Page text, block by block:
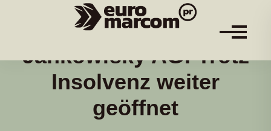
Jankowfsky AG: Trotz
Insolvenz weiter
geöffnet